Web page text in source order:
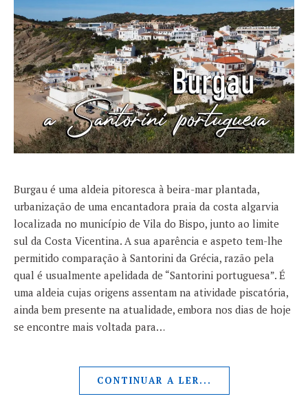
Burgau é uma aldeia pitoresca à beira-mar plantada,
urbanização de uma encantadora praia da costa algarvia
localizada no município de Vila do Bispo, junto ao limite
sul da Costa Vicentina. A sua aparência e aspeto tem-lhe
permitido comparação à Santorini da Grécia, razão pela
qual é usualmente apelidada de “Santorini portuguesa”. É
uma aldeia cujas origens assentam na atividade piscatória,
ainda bem presente na atualidade, embora nos dias de hoje
se encontre mais voltada para…
CONTINUAR A LER...